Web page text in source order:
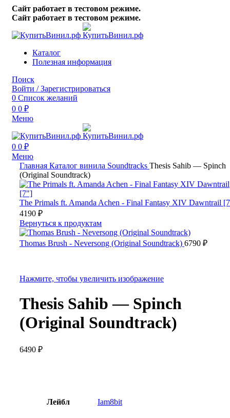
Сайт работает в тестовом режиме.
Сайт работает в тестовом режиме.
Каталог
Полезная информация
Поиск
Войти / Зарегистрироваться
0 Список желаний
0 0 ₽
Меню
0 0 ₽
Меню
Главная Каталог винила Soundtracks Thesis Sahib — Spinch
(Original Soundtrack)
The Primals ft. Amanda Achen - Final Fantasy XIV Dawntrail
4190 ₽
Вернуться к продуктам
Thomas Brush - Neversong (Original Soundtrack) 6790 ₽
Нажмите, чтобы увеличить изображение
Thesis Sahib — Spinch
(Original Soundtrack)
6490 ₽
Лейбл Iam8bit